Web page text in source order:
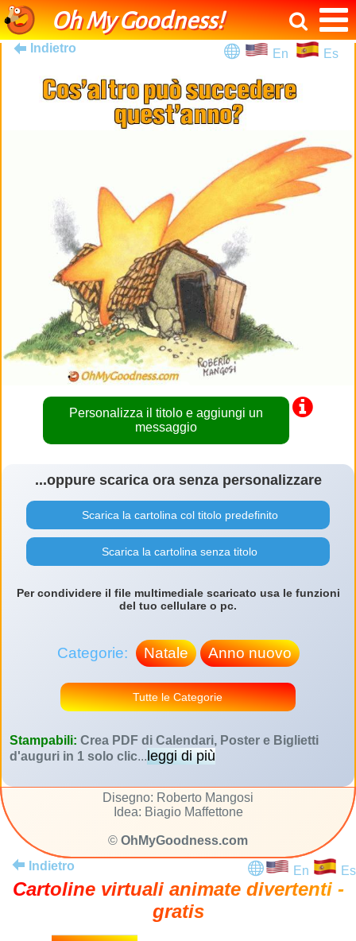
Oh My Goodness!
Indietro En Es
Personalizza il titolo e aggiungi un
messaggio
...oppure scarica ora senza personalizzare
Scarica la cartolina col titolo predefinito
Scarica la cartolina senza titolo
Per condividere il file multimediale scaricato usa le funzioni
del tuo cellulare o pc.
Categorie: Natale Anno nuovo
Tutte le Categorie
Stampabili: Crea PDF di Calendari, Poster e Biglietti
d'auguri in 1 solo clic...leggi di più
Disegno: Roberto Mangosi
Idea: Biagio Maffettone
© OhMyGoodness.com
Indietro
En Es
Cartoline virtuali animate divertenti -
gratis